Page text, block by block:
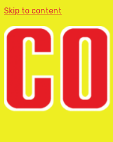
Skip to content